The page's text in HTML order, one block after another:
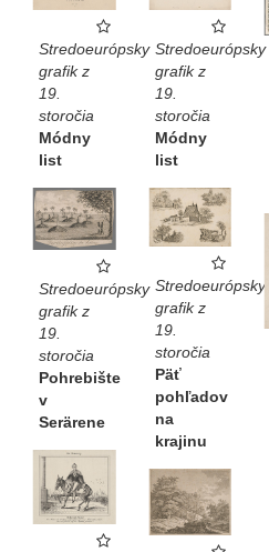
Stredoeurópsky
grafik z
19.
storočia
Módny
list
Stredoeurópsky
grafik z
19.
storočia
Módny
list
Stredoeurópsky
grafik z
19.
storočia
Pohrebište
v
Serärene
Stredoeurópsky
grafik z
19.
storočia
Päť
pohľadov
na
krajinu